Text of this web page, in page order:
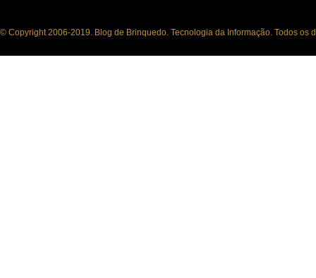
© Copyright 2006-2019. Blog de Brinquedo. Tecnologia da Informação. Todos os